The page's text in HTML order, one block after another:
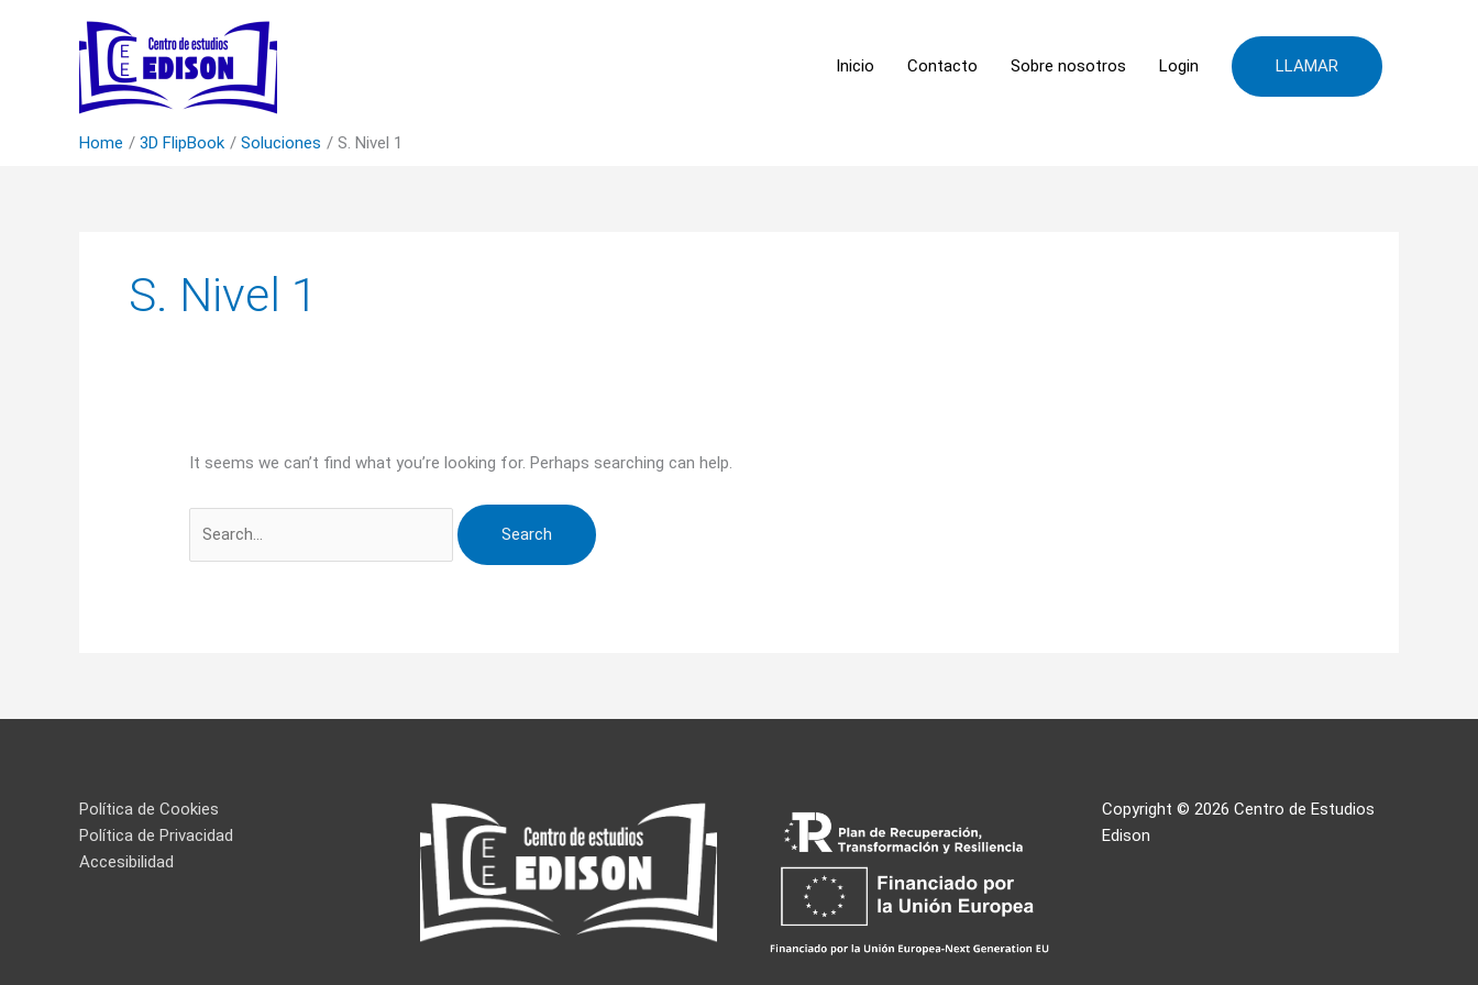
Inicio Contacto Sobre nosotros Login LLAMAR
Home 3D FlipBook Soluciones S. Nivel 1
S. Nivel 1
It seems we can’t find what you’re looking for. Perhaps searching can help.
Política de Cookies
Política de Privacidad
Accesibilidad
Copyright © 2026 Centro de Estudios
Edison